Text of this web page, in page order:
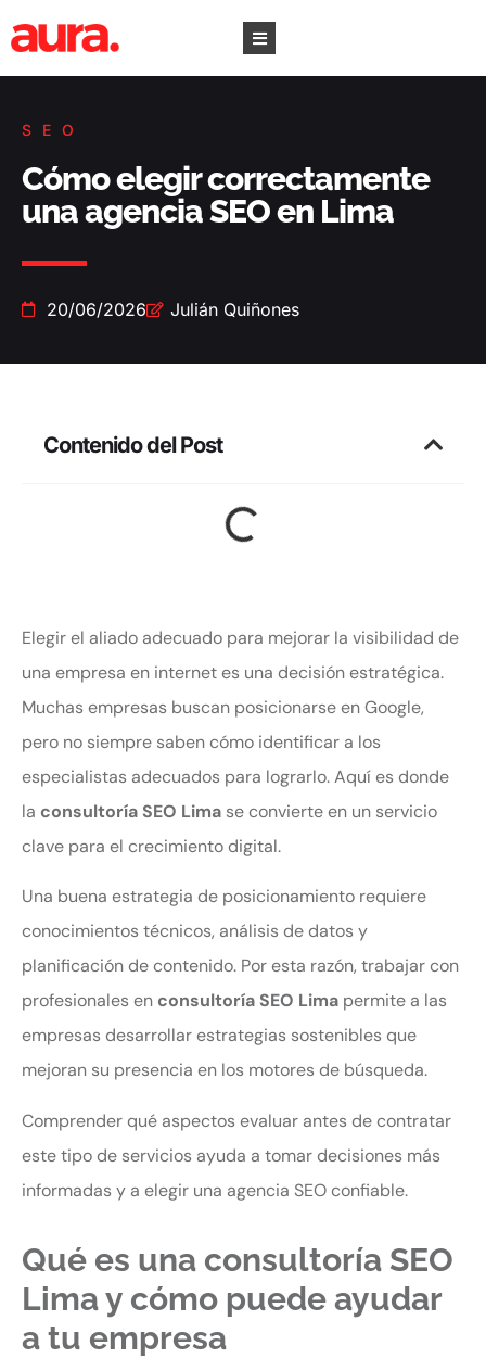
SEO
Cómo elegir correctamente
una agencia SEO en Lima
20/06/2026 Julián Quiñones
Contenido del Post
Elegir el aliado adecuado para mejorar la visibilidad de
una empresa en internet es una decisión estratégica.
Muchas empresas buscan posicionarse en Google,
pero no siempre saben cómo identificar a los
especialistas adecuados para lograrlo. Aquí es donde
la consultoría SEO Lima se convierte en un servicio
clave para el crecimiento digital.
Una buena estrategia de posicionamiento requiere
conocimientos técnicos, análisis de datos y
planificación de contenido. Por esta razón, trabajar con
profesionales en consultoría SEO Lima permite a las
empresas desarrollar estrategias sostenibles que
mejoran su presencia en los motores de búsqueda.
Comprender qué aspectos evaluar antes de contratar
este tipo de servicios ayuda a tomar decisiones más
informadas y a elegir una agencia SEO confiable.
Qué es una consultoría SEO
Lima y cómo puede ayudar
a tu empresa